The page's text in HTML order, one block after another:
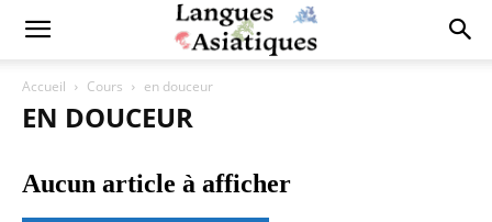
Accueil Cours en douceur
EN DOUCEUR
Aucun article à afficher